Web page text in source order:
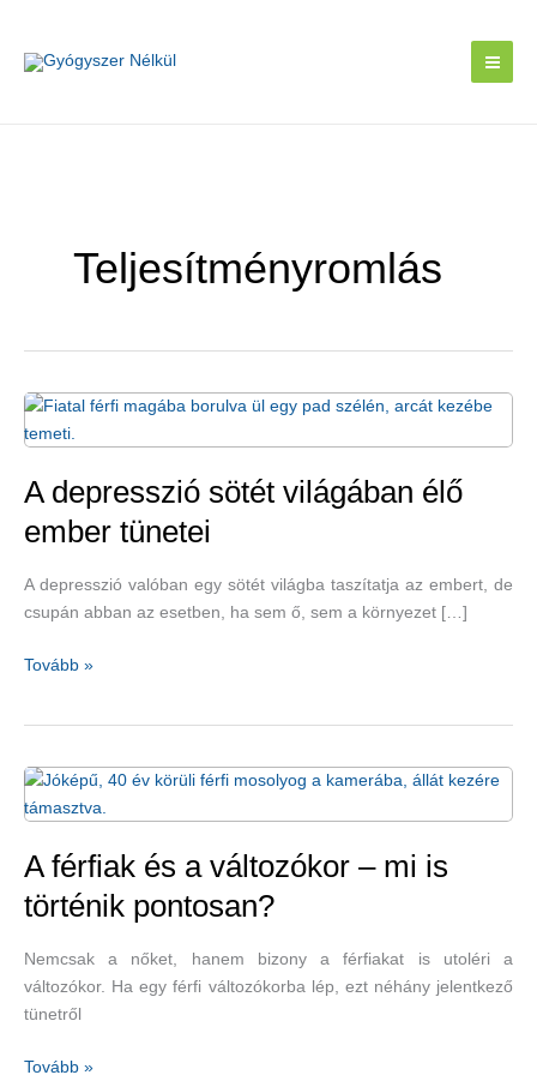
content
Teljesítményromlás
A depresszió sötét világában élő
ember tünetei
A depresszió valóban egy sötét világba taszítatja az embert, de
csupán abban az esetben, ha sem ő, sem a környezet […]
A
élő
ember
Tovább »
A férfiak és a változókor – mi is
történik pontosan?
Nemcsak a nőket, hanem bizony a férfiakat is utoléri a
változókor. Ha egy férfi változókorba lép, ezt néhány jelentkező
tünetről
A
Tovább »